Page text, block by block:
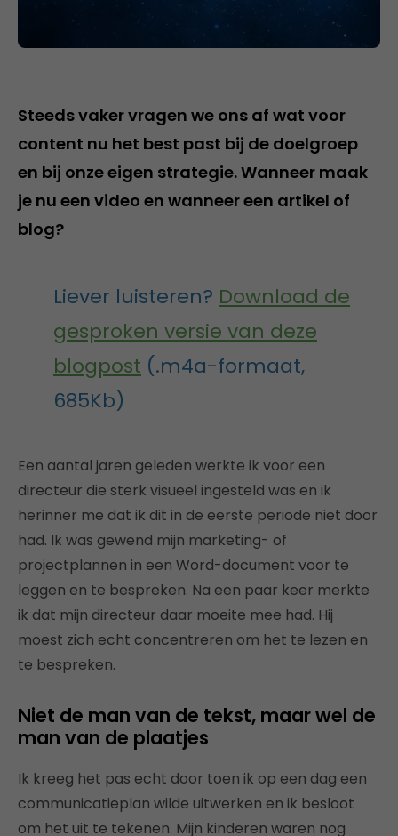
Steeds vaker vragen we ons af wat voor
content nu het best past bij de doelgroep
en bij onze eigen strategie. Wanneer maak
je nu een video en wanneer een artikel of
blog?
Liever luisteren? Download de
gesproken versie van deze
blogpost (.m4a-formaat,
685Kb)
Een aantal jaren geleden werkte ik voor een
directeur die sterk visueel ingesteld was en ik
herinner me dat ik dit in de eerste periode niet door
had. Ik was gewend mijn marketing- of
projectplannen in een Word-document voor te
leggen en te bespreken. Na een paar keer merkte
ik dat mijn directeur daar moeite mee had. Hij
moest zich echt concentreren om het te lezen en
te bespreken.
Niet de man van de tekst, maar wel de
man van de plaatjes
Ik kreeg het pas echt door toen ik op een dag een
communicatieplan wilde uitwerken en ik besloot
om het uit te tekenen. Mijn kinderen waren nog